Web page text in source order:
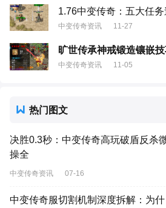
1.76中变传奇：五大任
中变传奇资讯 11-27
旷世传承神戒锻造镶嵌
中变传奇资讯 11-05
热门图文
决胜0.3秒：中变传奇高玩破盾反杀
操全
中变传奇资讯 07-16
中变传奇服切割机制深度拆解：为什